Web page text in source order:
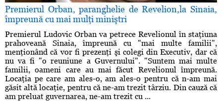
Premierul Orban, paranghelie de Revelion,la Sinaia,
împreună cu mai mulţi miniştri
Premierul Ludovic Orban va petrece Revelionul în staţiuna
prahoveană Sinaia, împreună cu "mai multe familii",
menţionând că vor fi prezenţi şi colegi din Executiv, dar că
nu va fi "o reuniune a Guvernului". "Suntem mai multe
familii, oameni care au mai făcut Revelionul împreună.
Locaţia pe care am ales-o, am ales-o pentru că n-am mai
găsit altă locaţie, pentru că ne-am trezit târziu. Din cauză că
am preluat guvernarea, ne-am trezit cu ...